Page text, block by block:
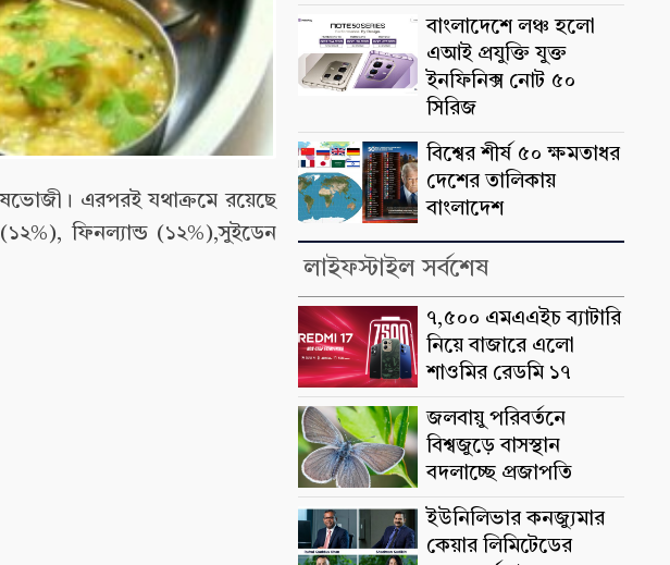
এরপরই যথাক্রমে রয়েছে
ফিনল্যান্ড (১২%),সুইডেন
বাংলাদেশে লঞ্চ হলো
এআই প্রযুক্তি যুক্ত
ইনফিনিক্স নোট ৫০
সিরিজ
বিশ্বের শীর্ষ ৫০ ক্ষমতাধর
দেশের তালিকায়
বাংলাদেশ
লাইফস্টাইল সর্বশেষ
৭,৫০০ এমএএইচ ব্যাটারি
নিয়ে বাজারে এলো
শাওমির রেডমি ১৭
জলবায়ু পরিবর্তনে
বিশ্বজুড়ে বাসস্থান
বদলাচ্ছে প্রজাপতি
ইউনিলিভার কনজ্যুমার
কেয়ার লিমিটেডের